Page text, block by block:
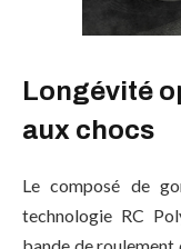
Longévité
aux chocs
Le composé de
technologie RC
bande de